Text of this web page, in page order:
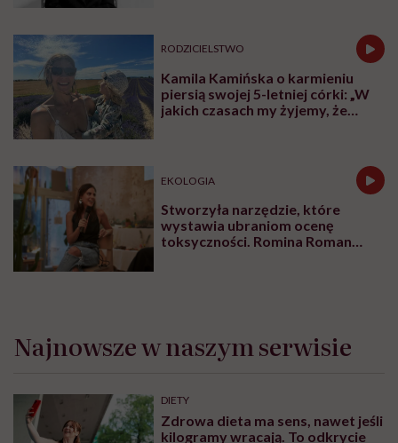
Wysłuchasz w 22 min
Marta Dragan: W maju wróciliście do Polski po
czterech latach okrążania kuli ziemskiej jachtem
Dufour 512 GL o nazwie Donna. Odwiedziliście 33
kraje, pokonaliście 40 tys. mil morskich. Czy teraz
Martyna:Domem jest dla mnie rodzina. Dom jest tam,
najmłodszej córki, która miała dwa latka, kiedy
wypływaliśmy w podróż – domem jest Donna. Jak